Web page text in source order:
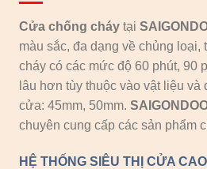
Cửa chống cháy tại
màu sắc, đa dạng về chủng loại,
cháy có các mức độ 60 phút, 90
lâu hơn tùy thuộc vào vật liệu và
cửa: 45mm, 50mm.
chuyên cung cấp các sản phẩm
HỆ THỐNG SIÊU THỊ CỬA